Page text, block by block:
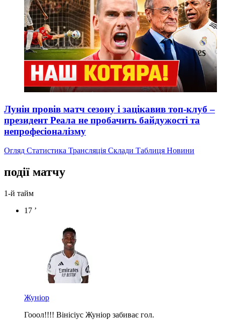
Лунін провів матч сезону і зацікавив топ-клуб –
президент Реала не пробачить байдужості та
непрофесіоналізму
Огляд Статистика Трансляція Склади Таблиця Новини
події матчу
1-й тайм
17 ’
Жуніор
Гооол!!!! Вінісіус Жуніор забиває гол.